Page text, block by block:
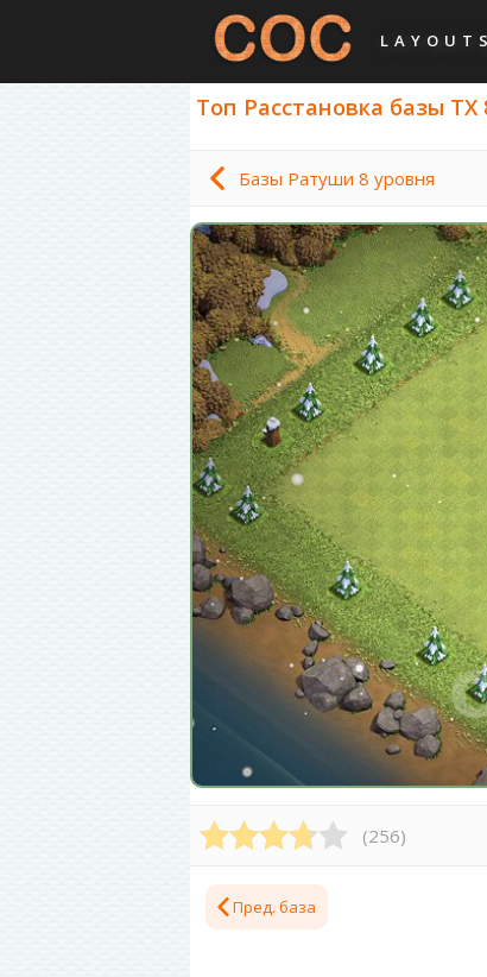
LAYOUTS
Топ Расстановка базы
Базы Ратуши 8 уровня
(256)
Пред. база